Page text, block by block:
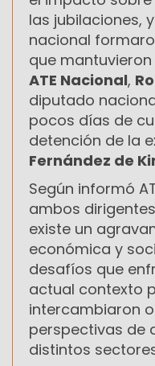
las jubilaciones,
nacional
que
ATE Nacional,
diputado
pocos días de
detención de la
Fernández de
Según informó
ambos
existe un
económica y
desafíos que
actual contexto
intercambiaron
perspectivas de
distintos